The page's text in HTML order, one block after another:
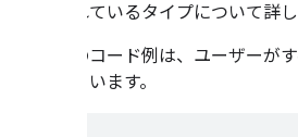
されているタイプについて詳し
次のコード例は、ユーザーが
しています。